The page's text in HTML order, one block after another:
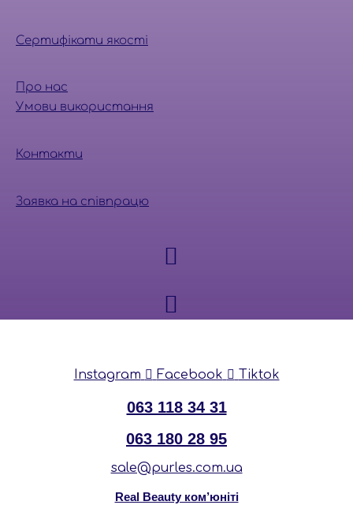
Сертифікати якості
Про нас
Умови використання
Контакти
Заявка на співпрацю
Instagram Facebook Tiktok
063 118 34 31
063 180 28 95
sale@purles.com.ua
Real Beauty ком’юніті